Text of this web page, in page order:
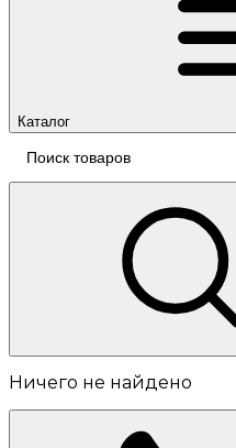
Каталог
Ничего не найдено